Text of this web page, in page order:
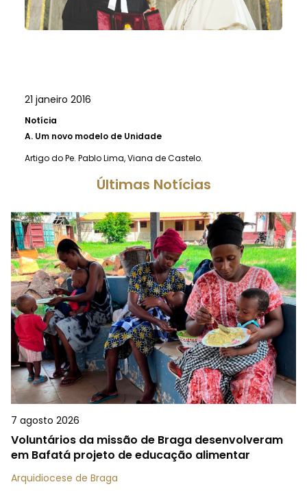
21 janeiro 2016
Notícia
A. Um novo modelo de Unidade
Artigo do Pe. Pablo Lima, Viana de Castelo.
Últimas Notícias
7 agosto 2026
Voluntários da missão de Braga desenvolveram
em Bafatá projeto de educação alimentar
Arquidiocese de Braga